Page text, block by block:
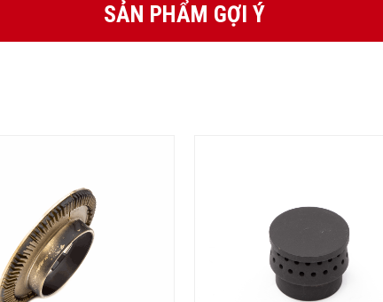
SẢN PHẨM GỢI Ý